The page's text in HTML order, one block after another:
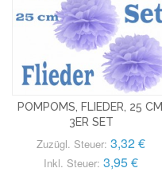
POMPOMS, FLIEDER, 25 CM,
3ER SET
Zuzügl. Steuer: 3,32 €
Inkl. Steuer: 3,95 €